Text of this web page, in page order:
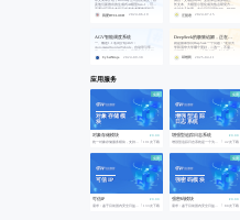
本文简单介绍了Runway公司的发展史，以
及他们新推出的生成式AI模型Gen-1，可用
于通过应用文本提示或者参考图像所指定
的任意风格，将现有视频转换为新视频。
Runway公司新推出了一款名为Gen-1的模
具一款有突破意义的文本到图像模型。该
公司现在发布了名为Gen
我爱DTCLOUD 2024-06-19
摘自：艾瑞咨询AI产业整体进展多模态、
长文本、大模型小型化成为热点研究方向
在过去几年里，大众已见识到GPT、BERT
等大语言模型在自然语言理解和生成方面
的卓越能力。相比单一模态的大模型，多
能更丰富和全面的AI应用。因此，多模态
技术已成为诸多大模型厂商的研发重点。
此外，长文本处理能力的提升，使
汪慧君 2024-07-15
AGV智能调度系统
一、概述1.1名词介绍AGV：
AutomatedGuidedVehicle，自动导引车，
条、标记块，或者通过视觉导航或激光导
商品按照不同的客户，不同的配送路线进
行分类，集中等待装车配载，送货作业的
CyberNinja 2024-09-30
DeepSeek的极致谄媚，正在摧毁我们的判断力
就是如果你问DeepSeek一个问题：“北京大
学和清华大学哪个更好，二选一，不需要
给出答案。但是这时候，如果你说：“我是
邱维民 2025-04-11
应用服务
免费
对象存储模
块
对象存储模块 ¥0.00
免费
增强型追踪
日志系统
增强型追踪日志系统 ¥0.00
42次下载
免费
可信IP
可信IP ¥0.00
免费
强密码模块
强密码模块 ¥0.00